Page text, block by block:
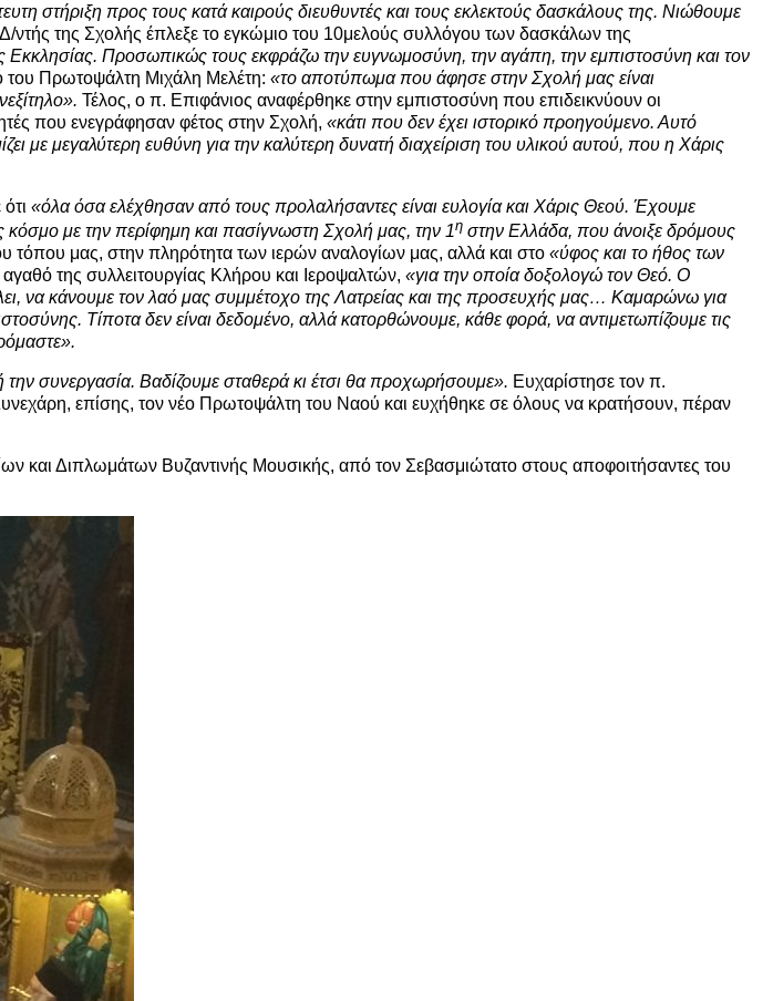
στήριξη προς τους κατά καιρούς διευθυντές και τους εκλεκτούς δασκάλους της. Νιώθουμε
ντής της Σχολής έπλεξε το εγκώμιο του 10μελούς συλλόγου των δασκάλων της
Εκκλησίας. Προσωπικώς τους εκφράζω την ευγνωμοσύνη, την αγάπη, την εμπιστοσύνη και τον
του Πρωτοψάλτη Μιχάλη Μελέτη: «το αποτύπωμα που άφησε στην Σχολή μας είναι
Τέλος, ο π. Επιφάνιος αναφέρθηκε στην εμπιστοσύνη που επιδεικνύουν οι
που ενεγράφησαν φέτος στην Σχολή, «κάτι που δεν έχει ιστορικό προηγούμενο. Αυτό
με μεγαλύτερη ευθύνη για την καλύτερη δυνατή διαχείριση του υλικού αυτού, που η Χάρις
«όλα όσα ελέχθησαν από τους προλαλήσαντες είναι ευλογία και Χάρις Θεού. Έχουμε
κόσμο με την περίφημη και πασίγνωστη Σχολή μας, την 1η στην Ελλάδα, που άνοιξε δρόμους
τόπου μας, στην πληρότητα των ιερών αναλογίων μας, αλλά και στο «ύφος και το ήθος των
της συλλειτουργίας Κλήρου και Ιεροψαλτών, «για την οποία δοξολογώ τον Θεό. Ο
να κάνουμε τον λαό μας συμμέτοχο της Λατρείας και της προσευχής μας… Καμαρώνω για
Τίποτα δεν είναι δεδομένο, αλλά κατορθώνουμε, κάθε φορά, να αντιμετωπίζουμε τις
την συνεργασία. Βαδίζουμε σταθερά κι έτσι θα προχωρήσουμε». Ευχαρίστησε τον π.
επίσης, τον νέο Πρωτοψάλτη του Ναού και ευχήθηκε σε όλους να κρατήσουν, πέραν
Διπλωμάτων Βυζαντινής Μουσικής, από τον Σεβασμιώτατο στους αποφοιτήσαντες του